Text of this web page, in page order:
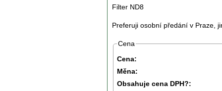
Filter ND8
Preferuji osobní předání v Praze,
Cena
Cena:
Měna:
Obsahuje cena DPH?: